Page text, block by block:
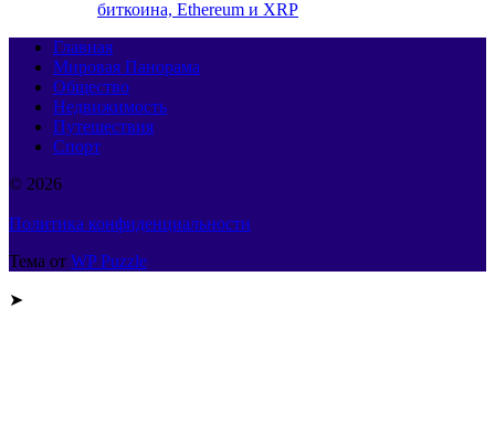
биткоина, Ethereum и XRP
Главная
Мировая Панорама
Общество
Недвижимость
Путешествия
Спорт
© 2026
Политика конфиденциальности
Тема от WP Puzzle
➤